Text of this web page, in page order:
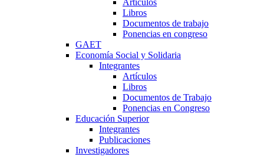
Libros
Documentos de trabajo
Ponencias en congreso
GAET
Economía Social y Solidaria
Integrantes
Artículos
Libros
Documentos de Trabajo
Ponencias en Congreso
Educación Superior
Integrantes
Publicaciones
Investigadores